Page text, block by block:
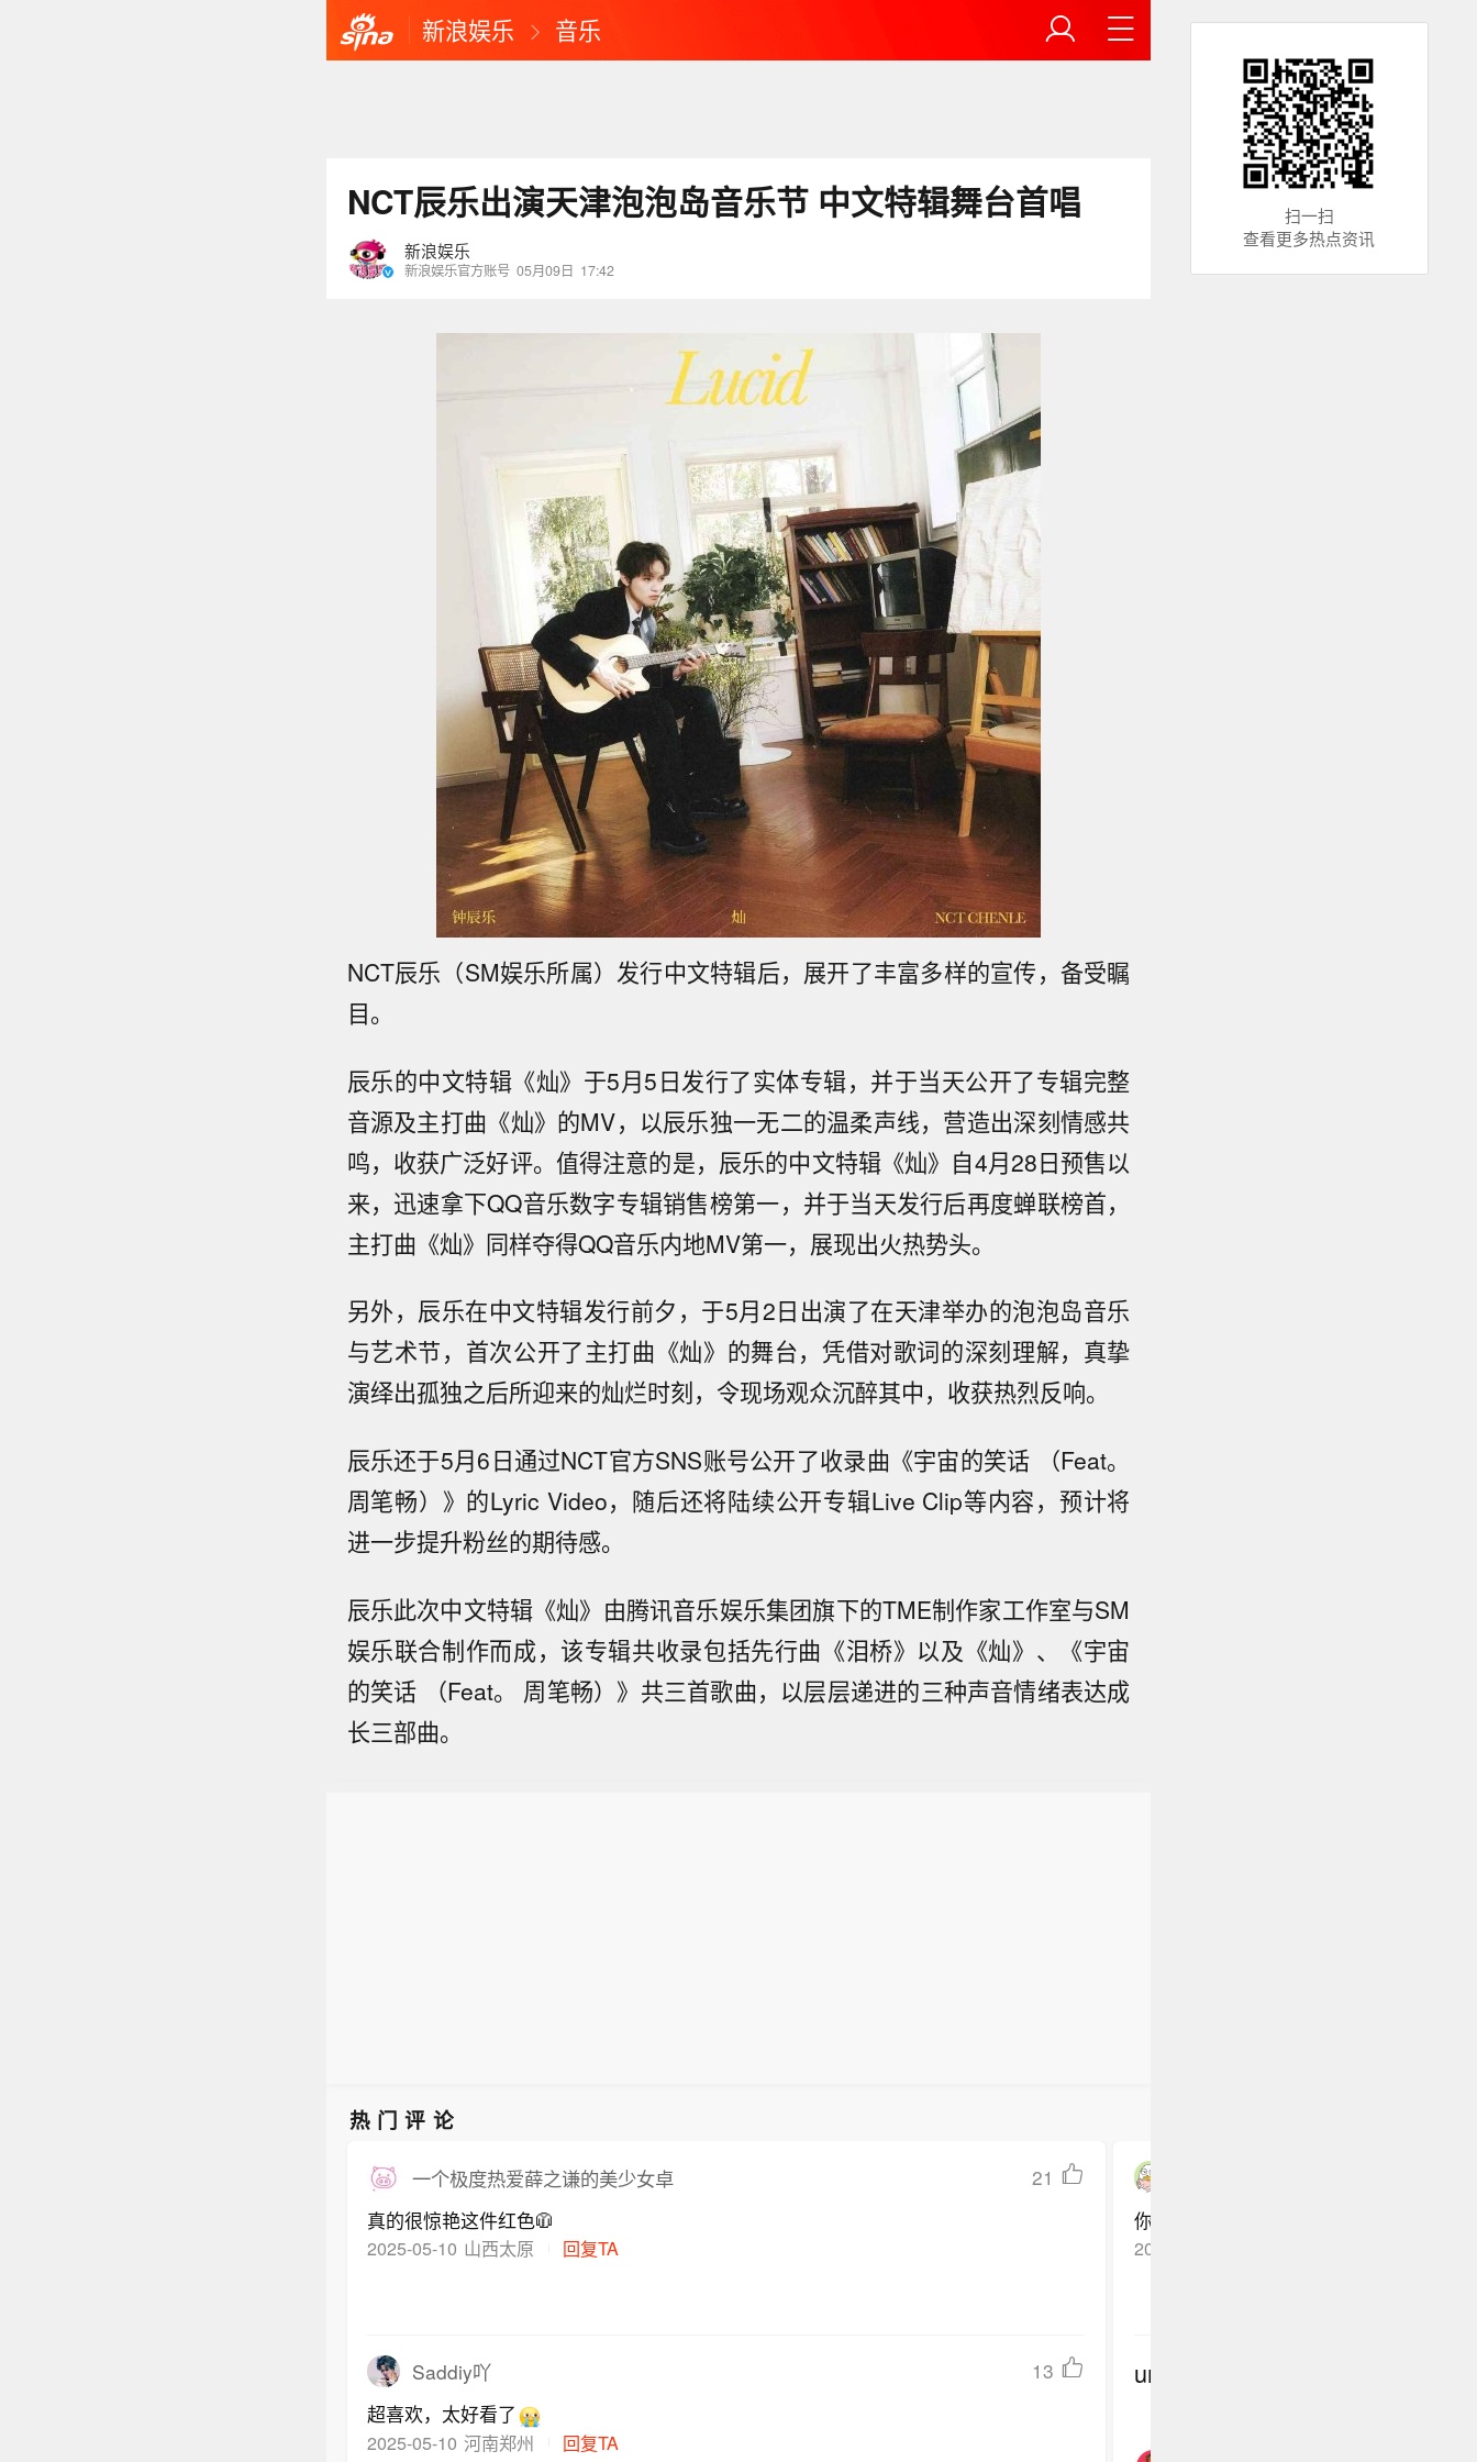
新浪娱乐 音乐
NCT辰乐出演天津泡泡岛音乐节 中文特辑舞台首唱
新浪娱乐
新浪娱乐官方账号 05月09日 17:42
NCT辰乐（SM娱乐所属）发行中文特辑后，展开了丰富多样的宣传，备受瞩
目。
辰乐的中文特辑《灿》于5月5日发行了实体专辑，并于当天公开了专辑完整
音源及主打曲《灿》的MV，以辰乐独一无二的温柔声线，营造出深刻情感共
鸣，收获广泛好评。值得注意的是，辰乐的中文特辑《灿》自4月28日预售以
来，迅速拿下QQ音乐数字专辑销售榜第一，并于当天发行后再度蝉联榜首，
主打曲《灿》同样夺得QQ音乐内地MV第一，展现出火热势头。
另外，辰乐在中文特辑发行前夕，于5月2日出演了在天津举办的泡泡岛音乐
与艺术节，首次公开了主打曲《灿》的舞台，凭借对歌词的深刻理解，真挚
演绎出孤独之后所迎来的灿烂时刻，令现场观众沉醉其中，收获热烈反响。
辰乐还于5月6日通过NCT官方SNS账号公开了收录曲《宇宙的笑话 （Feat。
周笔畅）》的Lyric Video，随后还将陆续公开专辑Live Clip等内容，预计将
进一步提升粉丝的期待感。
辰乐此次中文特辑《灿》由腾讯音乐娱乐集团旗下的TME制作家工作室与SM
娱乐联合制作而成，该专辑共收录包括先行曲《泪桥》以及《灿》、《宇宙
的笑话 （Feat。 周笔畅）》共三首歌曲，以层层递进的三种声音情绪表达成
长三部曲。
热门评论
一个极度热爱薛之谦的美少女卓
21
真的很惊艳这件红色🧥
2025-05-10 山西太原 回复TA
Saddiy吖
13
超喜欢，太好看了
2025-05-10 河南郑州 回复TA
你们怎么知道我见过这么帅的🃏
2025-05-10
undefined
扫一扫
查看更多热点资讯